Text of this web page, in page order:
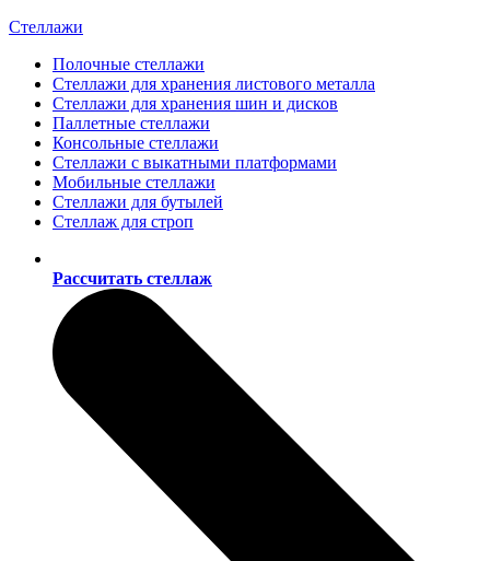
Стеллажи
Полочные стеллажи
Стеллажи для хранения листового металла
Стеллажи для хранения шин и дисков
Паллетные стеллажи
Консольные стеллажи
Стеллажи с выкатными платформами
Мобильные стеллажи
Стеллажи для бутылей
Стеллаж для строп
Рассчитать стеллаж